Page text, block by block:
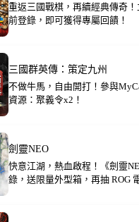
重返三國戰棋，再續經典傳奇
前登錄，即可獲得專屬回饋！
三國群英傳：策定九州
不做牛馬，自由開打！參與
資源：聚義令x2！
劍靈NEO
快意江湖，熱血啟程！《劍靈
錄，送限量外型箱，再抽 ROG